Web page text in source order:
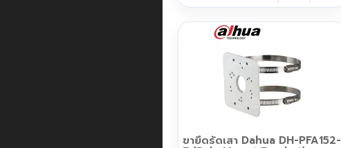
ขายึดรัดเสา Dahua DH-PFA152-